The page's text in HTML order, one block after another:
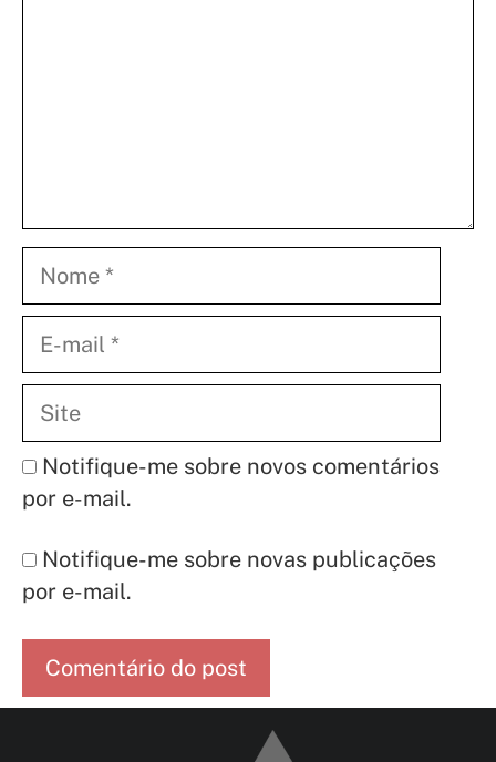
mail
Notifique-me sobre novos comentários
por e-mail.
Notifique-me sobre novas publicações
por e-mail.